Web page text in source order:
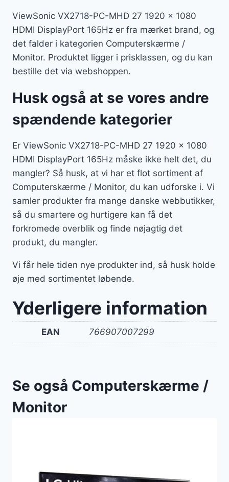
ViewSonic VX2718-PC-MHD 27 1920 x 1080
HDMI DisplayPort 165Hz er fra mærket brand, og
det falder i kategorien Computerskærme /
Monitor. Produktet ligger i prisklassen, og du kan
bestille det via webshoppen.
Husk også at se vores andre
spændende kategorier
Er ViewSonic VX2718-PC-MHD 27 1920 x 1080
HDMI DisplayPort 165Hz måske ikke helt det, du
mangler? Så husk, at vi har et flot sortiment af
Computerskærme / Monitor, du kan udforske i. Vi
samler produkter fra mange danske webbutikker,
så du smartere og hurtigere kan få det
forkromede overblik og finde nøjagtig det
produkt, du mangler.
Vi får hele tiden nye produkter ind, så husk holde
øje med sortimentet løbende.
Yderligere information
EAN 766907007299
Se også Computerskærme /
Monitor